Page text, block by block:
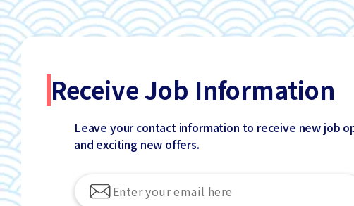
Receive Job Information
Leave your contact information to receive new job
and exciting new offers.